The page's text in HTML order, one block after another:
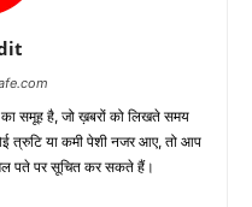
समूह है, जो ख़बरों को लिखते समय
त्रुटि या कमी पेशी नजर आए, तो आप
पते पर सूचित कर सकते हैं।